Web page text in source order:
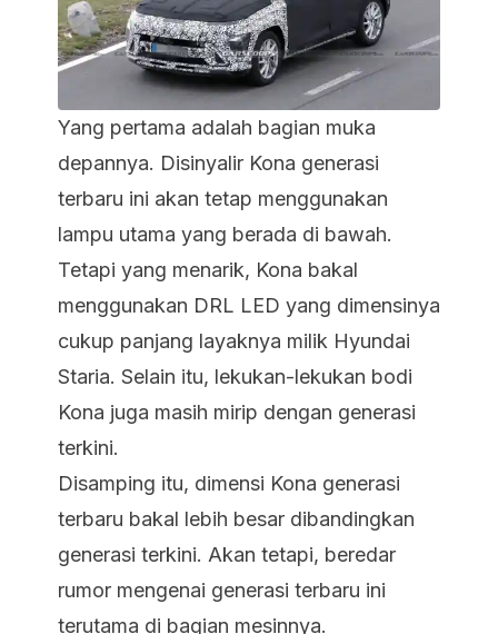
Yang pertama adalah bagian muka
depannya. Disinyalir Kona generasi
terbaru ini akan tetap menggunakan
lampu utama yang berada di bawah.
Tetapi yang menarik, Kona bakal
menggunakan DRL LED yang dimensinya
cukup panjang layaknya milik Hyundai
Staria. Selain itu, lekukan-lekukan bodi
Kona juga masih mirip dengan generasi
terkini.
Disamping itu, dimensi Kona generasi
terbaru bakal lebih besar dibandingkan
generasi terkini. Akan tetapi, beredar
rumor mengenai generasi terbaru ini
terutama di bagian mesinnya.